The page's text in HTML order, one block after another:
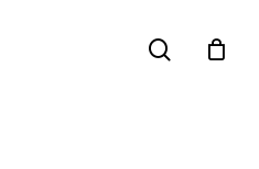
search